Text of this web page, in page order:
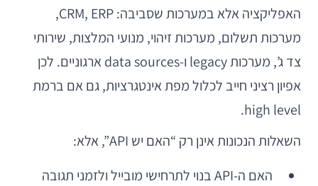
האפליקציה אלא במערכות שסביבה: CRM, ERP,
מערכות תשלום, מערכות זיהוי, מנועי המלצות, שירותי
צד ג’, מערכות legacy ו-data sources ארגוניים. לכן
אפיון רציני חייב לכלול מפת אינטגרציות, גם אם ברמת
high level.
השאלות הנכונות אינן רק “האם יש API”, אלא:
האם ה-API בנוי לתרחישי מובייל ולזמני תגובה